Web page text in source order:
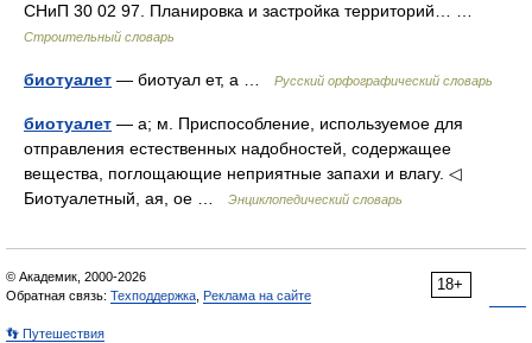
СНиП 30 02 97. Планировка и застройка территорий… …
Строительный словарь
биотуалет — биотуал ет, а … Русский орфографический словарь
биотуалет — а; м. Приспособление, используемое для
отправления естественных надобностей, содержащее
вещества, поглощающие неприятные запахи и влагу. ◁
Биотуалетный, ая, ое …
Энциклопедический словарь
18+
© Академик, 2000-2026
Обратная связь: Техподдержка Реклама на сайте
👣 Путешествия